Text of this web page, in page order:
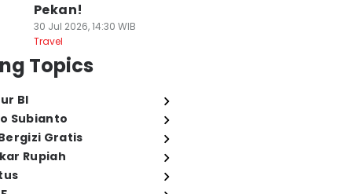
Pekan!
30 Jul 2026, 14:30 WIB
Travel
Topics
BI
Subianto
Gratis
Rupiah